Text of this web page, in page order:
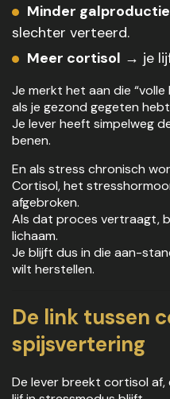
Minder galproductie
slechter verteerd.
Meer cortisol → je
Je merkt het aan die “volle
als je gezond gegeten
Je lever heeft simpelweg
benen.
En als stress chronisch
Cortisol, het
afgebroken.
Als dat proces vertraagt,
lichaam.
Je blijft dus in die aan-
wilt herstellen.
De link tussen
spijsvertering
De lever breekt cortisol